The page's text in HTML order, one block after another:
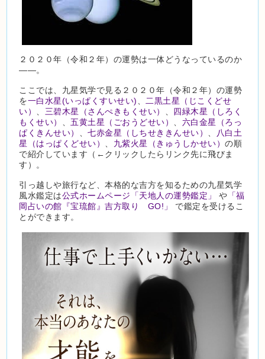
２０２０年（令和２年）の運勢は一体どうなっているのか
――。
ここでは、九星気学で見る２０２０年（令和２年）の運勢
を一白水星(いっぱくすいせい)
二黒土星（じこくどせ
い）
三碧木星（さんぺきもくせい）
四緑木星（しろく
もくせい）
、五黄土星（ごおうどせい）
六白金星（ろっ
ぱくきんせい）
、七赤金星（しちせききんせい）
八白土
星（はっぱくどせい）
九紫火星（きゅうしかせい）の順
で紹介しています（←クリックしたらリンク先に飛びま
す）。
引っ越しや旅行など、本格的な吉方を知るための九星気学
風水鑑定は公式ホームページ「天地人の運勢鑑定」 や 「福
岡占いの館『宝琉館』吉方取り GO!」
で鑑定を受けるこ
とができます。